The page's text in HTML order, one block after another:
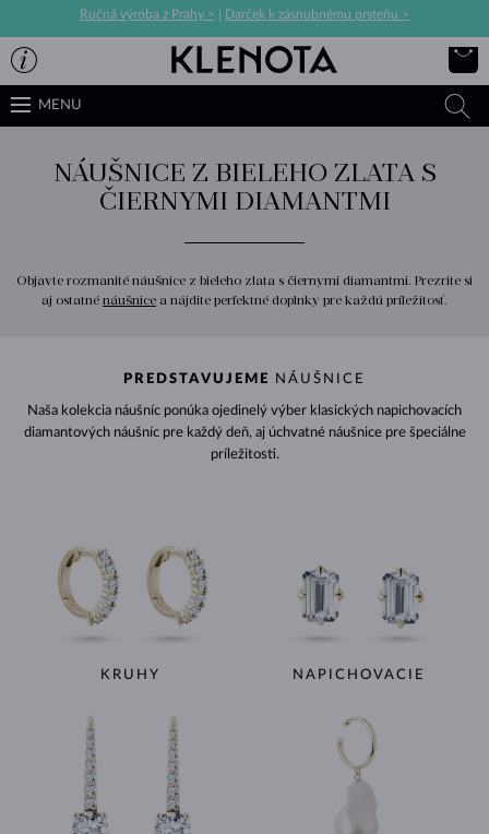
Ručná výroba z Prahy > Darček k zásnubnému prsteňu >
MENU
NÁUŠNICE Z BIELEHO ZLATA S
ČIERNYMI DIAMANTMI
Objavte rozmanité náušnice z bieleho zlata s čiernymi diamantmi. Prezrite si
aj ostatné náušnice a nájdite perfektné doplnky pre každú príležitosť.
PREDSTAVUJEME NÁUŠNICE
Naša kolekcia náušníc ponúka ojedinelý výber klasických napichovacích
diamantových náušníc pre každý deň, aj úchvatné náušnice pre špeciálne
príležitosti.
KRUHY NAPICHOVACIE